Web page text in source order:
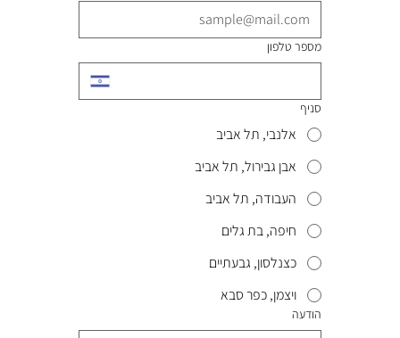
מספר טלפון
סניף
אלנבי, תל אביב
אבן גבירול, תל אביב
העבודה, תל אביב
חיפה, בת גלים
כצנלסון, גבעתיים
ויצמן, כפר סבא
הודעה